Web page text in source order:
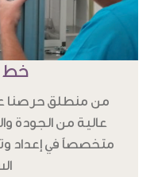
خط
من منطلق حرصنا
عالية من الجودة
متخصصاً في إعداد